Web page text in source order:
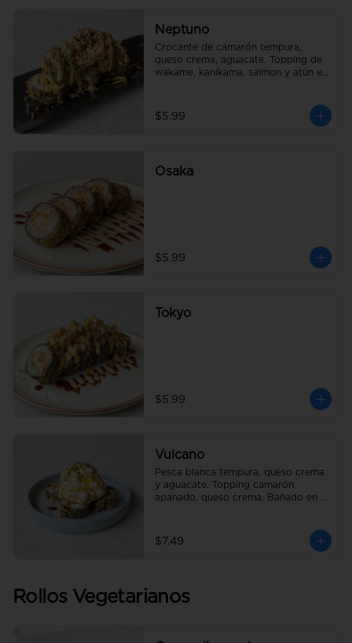
Neptuno
Crocante de camarón tempura,
queso crema, aguacate. Topping de
wakame, kanikama, salmon y atún en
$5.99
Osaka
$5.99
Tokyo
$5.99
Vulcano
Pesca blanca tempura, queso crema
y aguacate. Topping camarón
apanado, queso crema. Bañado en
$7.49
Rollos Vegetarianos